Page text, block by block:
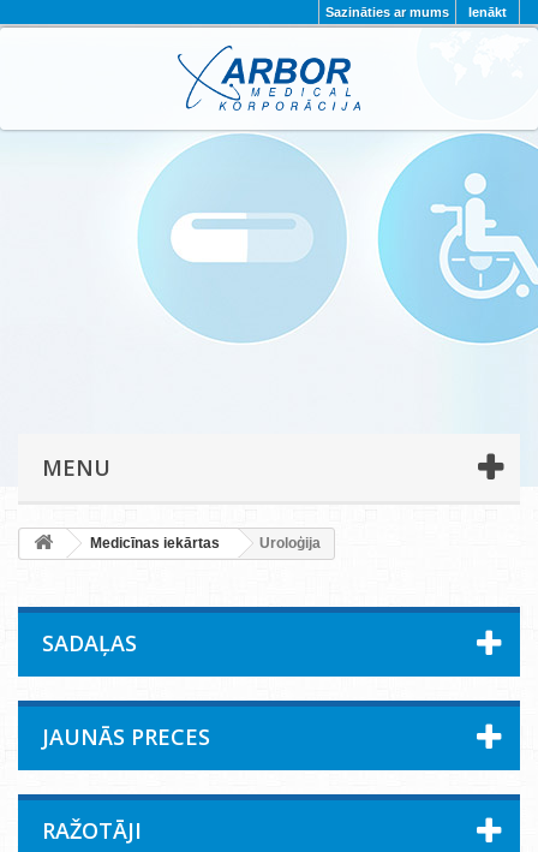
Ienākt
Sazināties ar mums
PAR MUMS PROJEKTI
KONTAKTI
PRIVĀTUMA POLITIKA
MENU
Medicīnas iekārtas Uroloģija
SADAĻAS
JAUNĀS PRECES
RAŽOTĀJI